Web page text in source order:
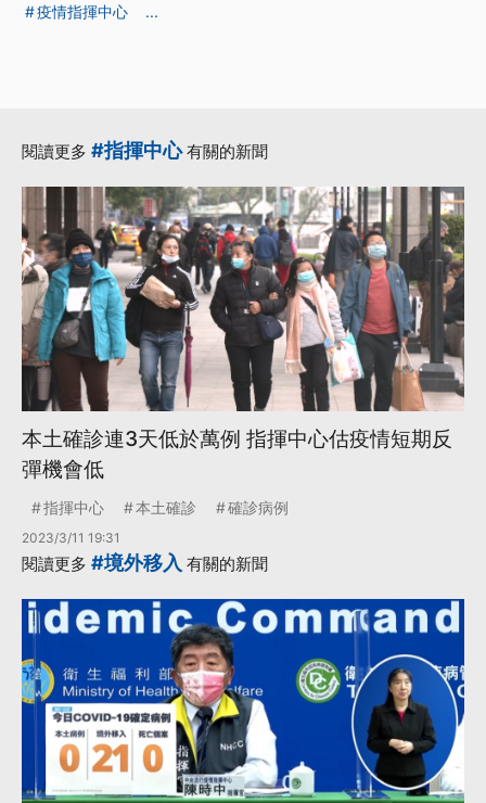
疫情指揮中心
...
閱讀更多 #指揮中心有關的新聞
本土確診連3天低於萬例 指揮中心估疫情短期反
彈機會低
指揮中心 本土確診 確診病例
2023/3/11 19:31
閱讀更多 #境外移入 有關的新聞